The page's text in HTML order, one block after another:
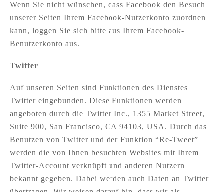
Wenn Sie nicht wünschen, dass Facebook den Besuch
unserer Seiten Ihrem Facebook-Nutzerkonto zuordnen
kann, loggen Sie sich bitte aus Ihrem Facebook-
Benutzerkonto aus.
Twitter
Auf unseren Seiten sind Funktionen des Dienstes
Twitter eingebunden. Diese Funktionen werden
angeboten durch die Twitter Inc., 1355 Market Street,
Suite 900, San Francisco, CA 94103, USA. Durch das
Benutzen von Twitter und der Funktion “Re-Tweet”
werden die von Ihnen besuchten Websites mit Ihrem
Twitter-Account verknüpft und anderen Nutzern
bekannt gegeben. Dabei werden auch Daten an Twitter